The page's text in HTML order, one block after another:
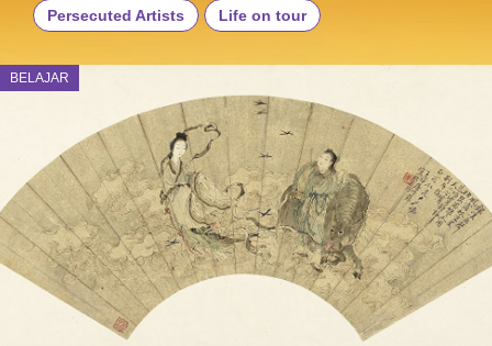
Persecuted Artists Life on tour
BELAJAR